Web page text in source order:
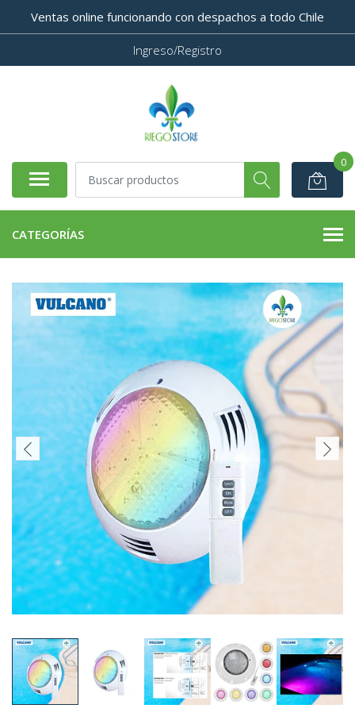
Ventas online funcionando con despachos a todo Chile
Ingreso/Registro
0
CATEGORÍAS